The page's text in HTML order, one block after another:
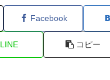
Facebook
LINE コピー